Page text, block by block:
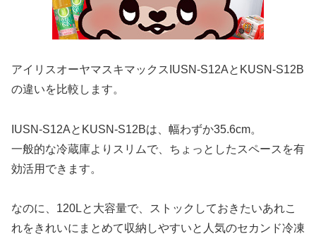
アイリスオーヤマスキマックスIUSN-S12AとKUSN-S12B
の違いを比較します。
IUSN-S12AとKUSN-S12Bは、幅わずか35.6cm。
一般的な冷蔵庫よりスリムで、ちょっとしたスペースを有
効活用できます。
なのに、120Lと大容量で、ストックしておきたいあれこ
れをきれいにまとめて収納しやすいと人気のセカンド冷凍